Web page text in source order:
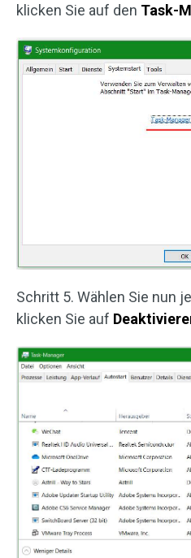
klicken Sie auf den Task-
Schritt 5. Wählen Sie nun
klicken Sie auf